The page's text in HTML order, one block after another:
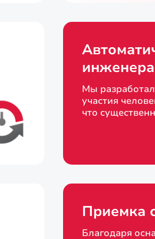
инженера
Мы
участия
что
Приемка
Благодаря